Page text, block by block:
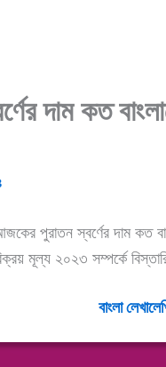
দাম কত
পুরাতন স্বর্ণের দাম কত
মূল্য ২০২৩ সম্পর্কে
বাংলা